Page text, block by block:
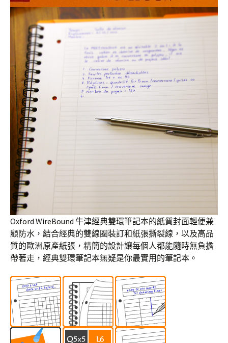
Oxford WireBound 牛津經典雙環筆記本的紙質封面輕便兼
顧防水，結合經典的雙線圈裝訂和紙張撕裂線，以及高品
質的歐洲原產紙張，精簡的設計讓每個人都能隨時無負擔
帶著走，經典雙環筆記本無疑是你最實用的筆記本。